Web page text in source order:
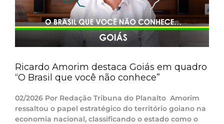
Ricardo Amorim destaca Goiás em quadro
“O Brasil que você não conhece”
02/2026 Por Redação Tribuna do Planalto Amorim
ressaltou o papel estratégico do território goiano na
economia nacional, classificando o estado como o